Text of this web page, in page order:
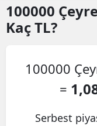
100000
Kaç TL?
100000
=
Serbest